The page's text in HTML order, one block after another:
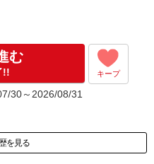
む
!! キープ
30～2026/08/31
を見る